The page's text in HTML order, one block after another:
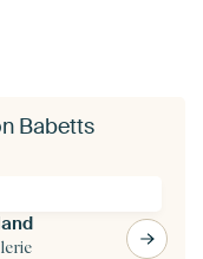
Babetts